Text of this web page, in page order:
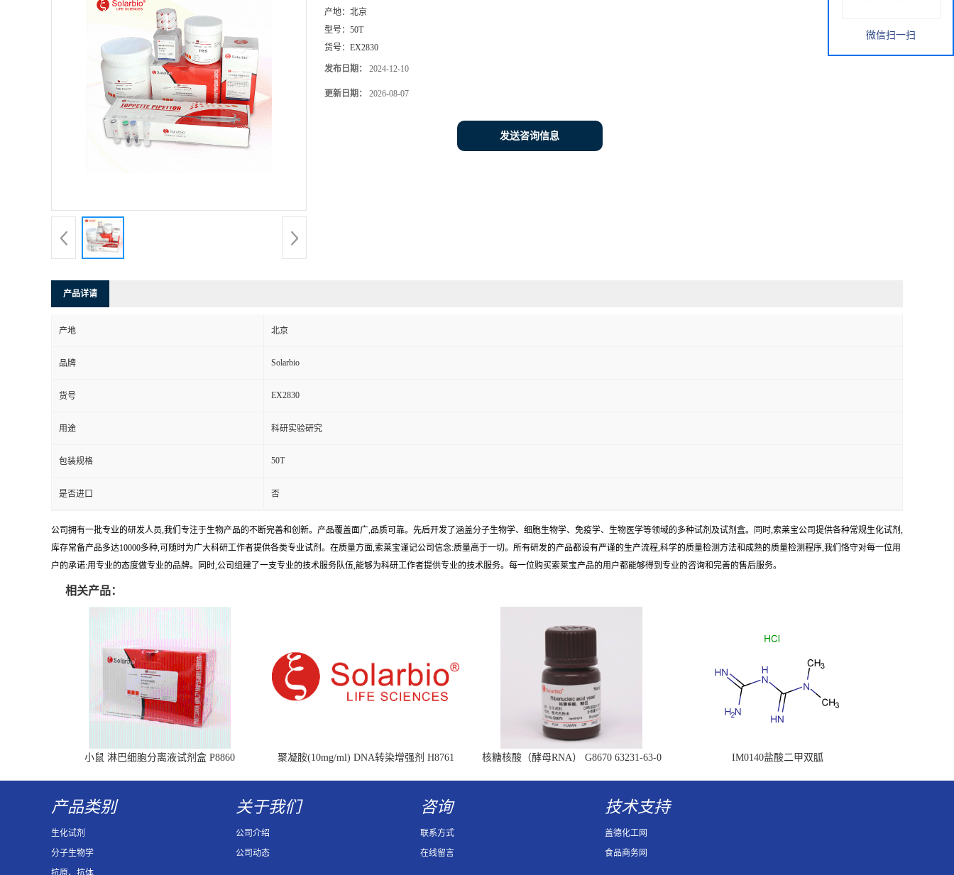
产地： 北京
型号： 50T
货号： EX2830
发布日期： 2024-12-10
更新日期： 2026-08-07
发送咨询信息
产品详请
产地 北京
品牌 Solarbio
货号 EX2830
用途 科研实验研究
包装规格 50T
是否进口 否
公司拥有一批专业的研发人员,我们专注于生物产品的不断完善和创新。产品覆盖面广,品质可靠。先后开发了涵盖分子生物学、细胞生物学、免疫学、生物医学等领域的多种试剂及试剂盒。同时,索莱宝公司提供各种常规生化试剂,
库存常备产品多达10000多种,可随时为广大科研工作者提供各类专业试剂。在质量方面,索莱宝谨记公司信念:质量高于一切。所有研发的产品都设有严谨的生产流程,科学的质量检测方法和成熟的质量检测程序,我们恪守对每一位用
户的承诺:用专业的态度做专业的品牌。同时,公司组建了一支专业的技术服务队伍,能够为科研工作者提供专业的技术服务。每一位购买索莱宝产品的用户都能够得到专业的咨询和完善的售后服务。
相关产品：
小鼠 淋巴细胞分离液试剂盒 P8860 聚凝胺(10mg/ml) DNA转染增强剂 H8761
核糖核酸（酵母RNA） G8670 63231-63-0
IM0140盐酸二甲双胍
微信扫一扫
产品类别
生化试剂
分子生物学
抗原、抗体
关于我们
公司介绍
公司动态
咨询
联系方式
在线留言
技术支持
盖德化工网
食品商务网